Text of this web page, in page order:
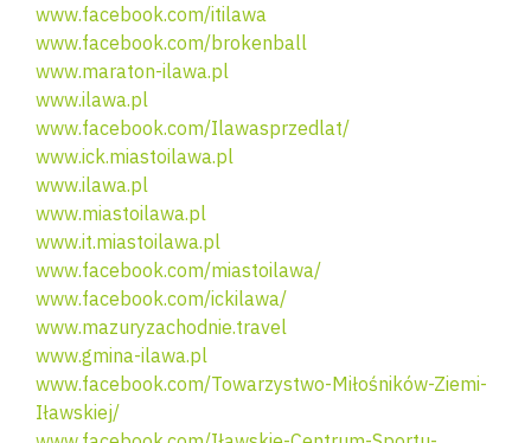
www.facebook.com/itilawa
www.facebook.com/brokenball
www.maraton-ilawa.pl
www.ilawa.pl
www.facebook.com/Ilawasprzedlat/
www.ick.miastoilawa.pl
www.ilawa.pl
www.miastoilawa.pl
www.it.miastoilawa.pl
www.facebook.com/miastoilawa/
www.facebook.com/ickilawa/
www.mazuryzachodnie.travel
www.gmina-ilawa.pl
www.facebook.com/Towarzystwo-Miłośników-Ziemi-
Iławskiej/